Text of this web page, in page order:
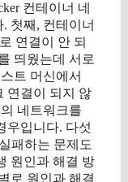
컨테이너 네
첫째, 컨테이너
연결이 안 되
띄웠는데 서로
트 머신에서
연결이 되지 않
네트워크를
우입니다. 다섯
패하는 문제도
원인과 해결 방
로 원인과 해결